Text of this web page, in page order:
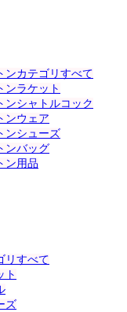
ンカテゴリすべて
ンラケット
ンシャトルコック
ンウェア
ンシューズ
ンバッグ
ン用品
リすべて
ト
ズ